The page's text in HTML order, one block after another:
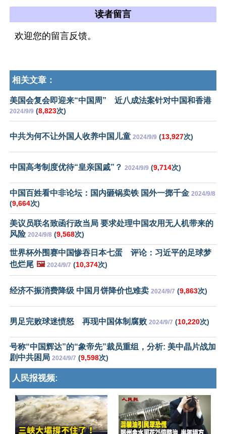
读者留言
欢迎您的留言反馈。
相关文章：
美国会复会即迎来“中国周” 近八成法案针对中国和香港
2024/9/9 (8,823次)
中共为何不让外国人收养中国儿童 2024/9/9 (13,927次)
中国高考制度优待“皇亲国戚”？ 2024/9/9 (9,714次)
中国百姓看中非论坛：国内砸锅卖铁 国外一掷千金 2024/9/8
(9,664次)
美议员联名致函行政当局 要求处理中国农用无人机带来的
风险 2024/9/8 (9,568次)
世界杯外围赛中国惨吞日本七蛋 评论：习近平的足球梦
也烂尾 🖼️ 2024/9/7 (10,374次)
经济不振消费降级 中国月饼降价也难卖 2024/9/7 (9,863次)
男足完败球迷愤怒 再现中国体制腐败 2024/9/7 (10,220次)
号称“中国辉达”的“象帝先”裁员重组，分析: 美中晶片战加
剧中共困局 2024/9/7 (9,598次)
人民报视频: